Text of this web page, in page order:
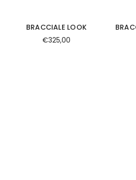
BRACCIALE LOOK
€325,00